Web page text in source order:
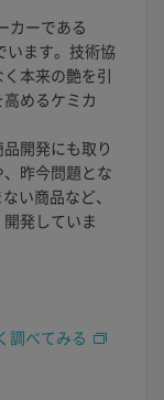
カーである
います。技術協
本来の艶を引
めるケミカ
開発にも取り
昨今問題とな
い商品など、
発していま
調べてみる